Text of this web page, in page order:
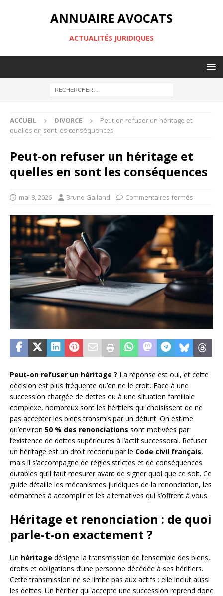
ANNUAIRE AVOCATS
ACTUALITÉS JURIDIQUES
ACCUEIL DIVORCE
Peut-on refuser un héritage et
quelles en sont les conséquences
Peut-on refuser un héritage et
quelles en sont les conséquences
mai 8, 2026 Bruno Galland Commentaires fermés
Peut-on refuser un héritage ? La réponse est oui, et cette
décision est plus fréquente qu’on ne le croit. Face à une
succession chargée de dettes ou à une situation familiale
complexe, nombreux sont les héritiers qui choisissent de ne
pas accepter les biens transmis par un défunt. On estime
qu’environ 50 % des renonciations sont motivées par
l’existence de dettes supérieures à l’actif successoral. Refuser
un héritage est un droit reconnu par le Code civil français,
mais il s’accompagne de règles strictes et de conséquences
durables qu’il faut mesurer avant de signer quoi que ce soit. Ce
guide détaille les mécanismes juridiques de la renonciation, les
démarches à accomplir et les alternatives qui s’offrent à vous.
Héritage et renonciation : de quoi
parle-t-on exactement ?
Un héritage désigne la transmission de l’ensemble des biens,
droits et obligations d’une personne décédée à ses héritiers.
Cette transmission ne se limite pas aux actifs : elle inclut aussi
les dettes. Un héritier qui accepte une succession reprend donc